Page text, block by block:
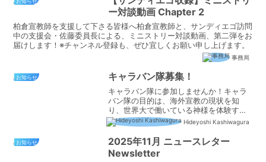
ー対談動画 Chapter 2
柏倉宣教師を支援して下さる皆様へ柏倉宣教師と、サンディエゴ訪問
中の支援会・佐藤委員長による、ミニストリー対談動画、第二弾をお
届けします！※チャンネル登録も、ぜひ宜しくお願い申し上げます。
事務局
お知らせ キャラバン隊募集！
キャラバン隊に参加しませんか！キャラ
バン隊の目的は、海外宣教の現状を知
り、世界大で働いている神様を体験する
ことです。それは私達の信仰の成長に大
きく影響する事と思います。柏倉宣教師
が現地にいるこの機会に、ぜひキャラバ
ン隊に参加してみませんか！...
Hideyoshi Kashiwagura
お知らせ
2025年11月 ニュースレター
Newsletter